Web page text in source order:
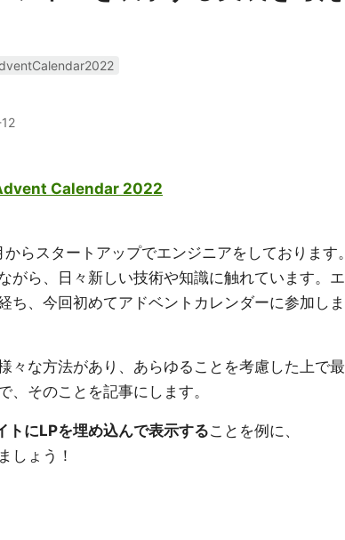
Calendar 2022
らスタートアップでエンジニアをしております。
がら、日々新しい技術や知識に触れています。エ
ち、今回初めてアドベントカレンダーに参加しま
々な方法があり、あらゆることを考慮した上で最
そのことを記事にします。
にLPを埋め込んで表示することを例に、
しょう！